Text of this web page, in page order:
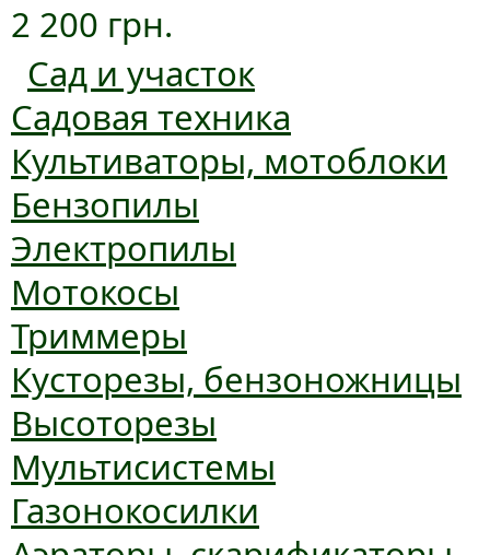
2 200 грн.
Сад и участок
Садовая техника
Культиваторы, мотоблоки
Бензопилы
Электропилы
Мотокосы
Триммеры
Кусторезы, бензоножницы
Высоторезы
Мультисистемы
Газонокосилки